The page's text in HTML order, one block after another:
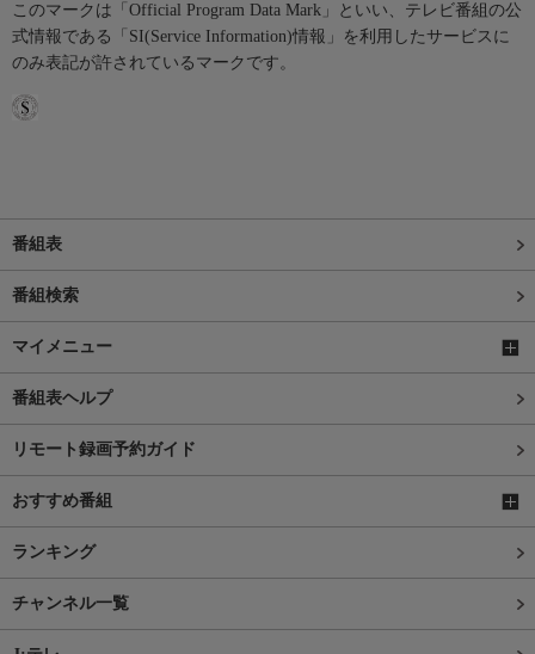
このマークは「Official Program Data Mark」といい、テレビ番組の公
式情報である「SI(Service Information)情報」を利用したサービスに
のみ表記が許されているマークです。
番組表
番組検索
マイメニュー
番組表ヘルプ
リモート録画予約ガイド
おすすめ番組
ランキング
チャンネル一覧